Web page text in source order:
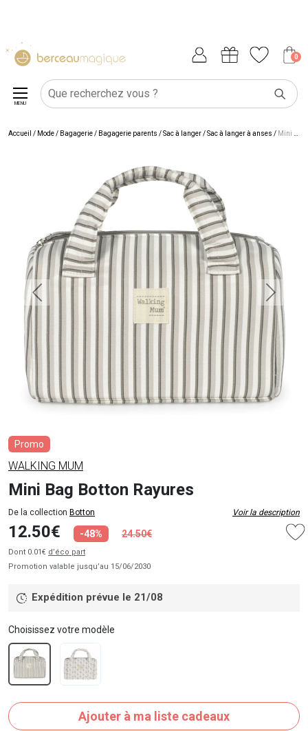
0
MENU
Accueil / Mode / Bagagerie/ Bagagerie parents /Sac à langer/Sac à langer à anses / Mini Bag Botton Rayures
Promo
WALKING MUM
Mini Bag Botton Rayures
De la collection Botton Voir la description
12.50€ -48% 24.50€
Dont 0.01€ d’éco part
Promotion valable jusqu’au 15/06/2030
Expédition prévue le 21/08
Choisissez votre modèle
Ajouter à ma liste cadeaux